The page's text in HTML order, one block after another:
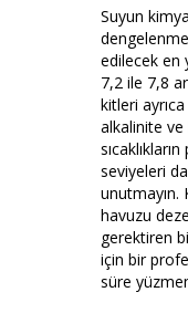
Suyun
edilecek en
7,2 ile 7,8
kitleri
alkalinite ve
seviyeleri
unutmayın.
havuzu
gerektiren
için bir
süre